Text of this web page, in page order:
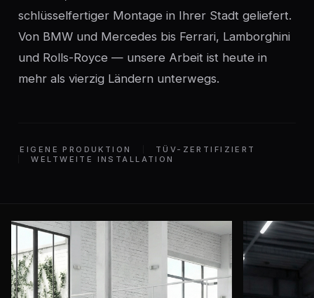
schlüsselfertiger Montage in Ihrer Stadt geliefert.
Von BMW und Mercedes bis Ferrari, Lamborghini
und Rolls-Royce — unsere Arbeit ist heute in
mehr als vierzig Ländern unterwegs.
EIGENE PRODUKTION
TÜV-ZERTIFIZIERT
WELTWEITE INSTALLATION